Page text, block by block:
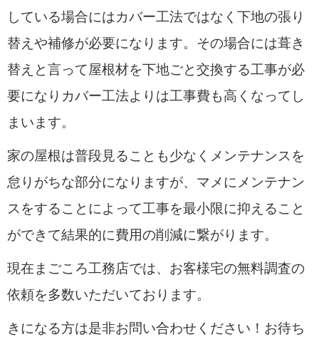
している場合にはカバー工法ではなく下地の張り
替えや補修が必要になります。その場合には葺き
替えと言って屋根材を下地ごと交換する工事が必
要になりカバー工法よりは工事費も高くなってし
まいます。
家の屋根は普段見ることも少なくメンテナンスを
怠りがちな部分になりますが、マメにメンテナン
スをすることによって工事を最小限に抑えること
ができて結果的に費用の削減に繋がります。
現在まごころ工務店では、お客様宅の無料調査の
依頼を多数いただいております。
きになる方は是非お問い合わせください！お待ち